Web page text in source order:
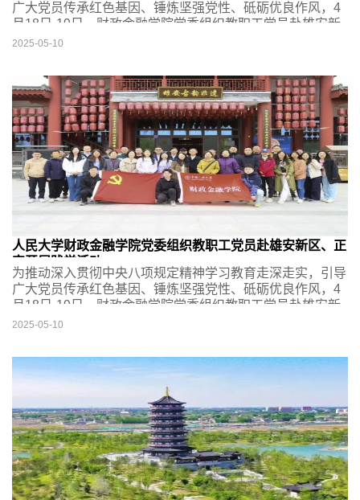
广大党员传承红色基因、锤炼坚强党性、砥砺优良作风，4
月18日-19日，财政金融学院党委组织教职工党员赴雄安新
区、正定开展践学活动。学院领导班子、理论学习中心组、
2025-05-10
人民大学财政金融学院党委组织教职工党员赴雄安新区、正
定开展践学活动
为推动深入贯彻中央八项规定精神学习教育走深走实，引导
广大党员传承红色基因、锤炼坚强党性、砥砺优良作风，4
月18日-19日，财政金融学院党委组织教职工党员赴雄安新
区、正定开展践学活动。学院领导班子、理论学习中心组、
2025-05-10